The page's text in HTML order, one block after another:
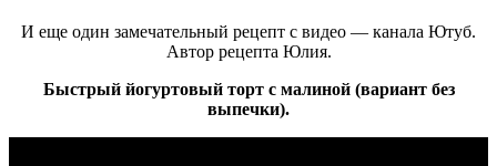
И еще один замечательный рецепт с видео — канала Ютуб.
Автор рецепта Юлия.
Быстрый йогуртовый торт с малиной (вариант без
выпечки).